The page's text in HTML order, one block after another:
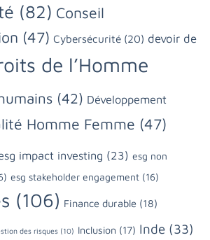
(82) Conseil
(47) Cybersécurité (20) devoir de
de l’Homme
(42) Développement
Homme Femme (47)
impact investing (23) esg non
esg stakeholder engagement (16)
(106) Finance durable (18)
des risques (10) Inclusion (17) Inde (33)